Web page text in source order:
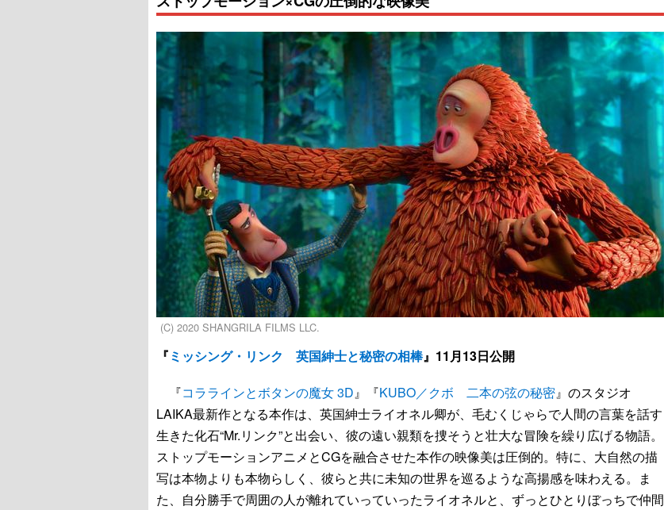
(C) 2020 SHANGRILA FILMS LLC.
『ミッシング・リンク 英国紳士と秘密の相棒』11月13日公開
『コララインとボタンの魔女 3D』『KUBO／クボ 二本の弦の秘密』のスタジオ
LAIKA最新作となる本作は、英国紳士ライオネル卿が、毛むくじゃらで人間の言葉を話す
生きた化石“Mr.リンク”と出会い、彼の遠い親類を捜そうと壮大な冒険を繰り広げる物語。
ストップモーションアニメとCGを融合させた本作の映像美は圧倒的。特に、大自然の描
写は本物よりも本物らしく、彼らと共に未知の世界を巡るような高揚感を味わえる。ま
た、自分勝手で周囲の人が離れていっていったライオネルと、ずっとひとりぼっちで仲間